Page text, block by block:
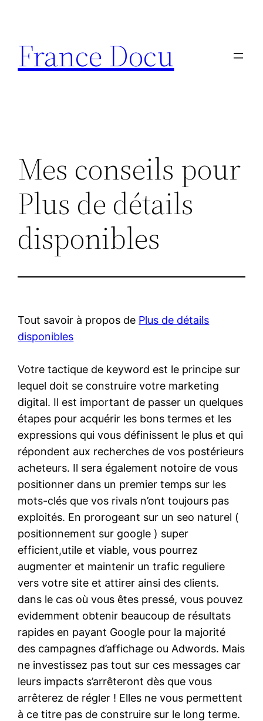
contenu
France Docu
Mes conseils pour
Plus de détails
disponibles
Tout savoir à propos de Plus de détails
disponibles
Votre tactique de keyword est le principe sur
lequel doit se construire votre marketing
digital. Il est important de passer un quelques
étapes pour acquérir les bons termes et les
expressions qui vous définissent le plus et qui
répondent aux recherches de vos postérieurs
acheteurs. Il sera également notoire de vous
positionner dans un premier temps sur les
mots-clés que vos rivals n’ont toujours pas
exploités. En prorogeant sur un seo naturel (
positionnement sur google ) super
efficient,utile et viable, vous pourrez
augmenter et maintenir un trafic reguliere
vers votre site et attirer ainsi des clients.
dans le cas où vous êtes pressé, vous pouvez
evidemment obtenir beaucoup de résultats
rapides en payant Google pour la majorité
des campagnes d’affichage ou Adwords. Mais
ne investissez pas tout sur ces messages car
leurs impacts s’arrêteront dès que vous
arrêterez de régler ! Elles ne vous permettent
à ce titre pas de construire sur le long terme.